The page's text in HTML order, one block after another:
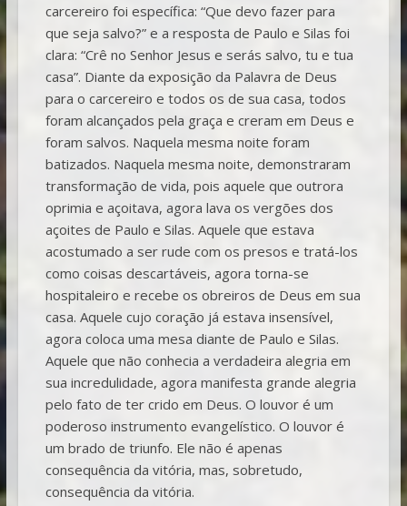
carcereiro foi específica: “Que devo fazer para
que seja salvo?” e a resposta de Paulo e Silas foi
clara: “Crê no Senhor Jesus e serás salvo, tu e tua
casa”. Diante da exposição da Palavra de Deus
para o carcereiro e todos os de sua casa, todos
foram alcançados pela graça e creram em Deus e
foram salvos. Naquela mesma noite foram
batizados. Naquela mesma noite, demonstraram
transformação de vida, pois aquele que outrora
oprimia e açoitava, agora lava os vergões dos
açoites de Paulo e Silas. Aquele que estava
acostumado a ser rude com os presos e tratá-los
como coisas descartáveis, agora torna-se
hospitaleiro e recebe os obreiros de Deus em sua
casa. Aquele cujo coração já estava insensível,
agora coloca uma mesa diante de Paulo e Silas.
Aquele que não conhecia a verdadeira alegria em
sua incredulidade, agora manifesta grande alegria
pelo fato de ter crido em Deus. O louvor é um
poderoso instrumento evangelístico. O louvor é
um brado de triunfo. Ele não é apenas
consequência da vitória, mas, sobretudo,
consequência da vitória.